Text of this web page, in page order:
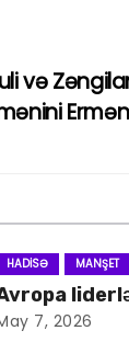
və
HADISƏ MANŞET
7, 2026